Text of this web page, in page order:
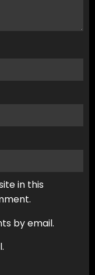
in this
by email.